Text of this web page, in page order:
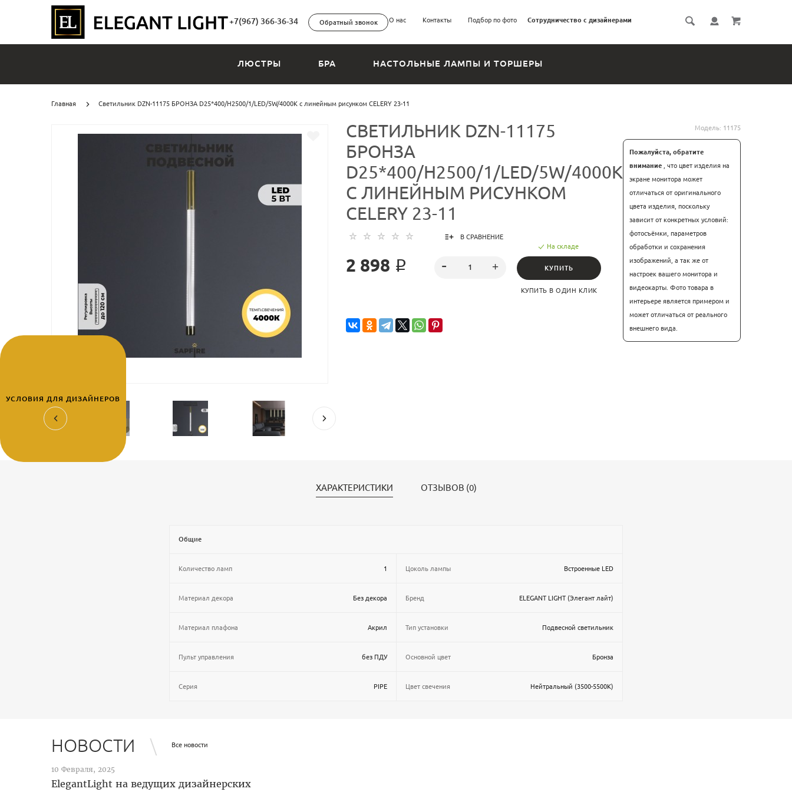
+7(967) 366-36-34 Обратный звонок О нас Контакты Подбор по фото Сотрудничество с дизайнерами
ЛЮСТРЫ БРА НАСТОЛЬНЫЕ ЛАМПЫ И ТОРШЕРЫ
Главная Светильник DZN-11175 БРОНЗА D25*400/H2500/1/LED/5W/4000K с линейным рисунком CELERY 23-11
Модель: 11175
Пожалуйста, обратите
внимание , что цвет изделия на
экране монитора может
отличаться от оригинального
цвета изделия, поскольку
зависит от конкретных условий:
фотосъёмки, параметров
обработки и сохранения
изображений, а так же от
настроек вашего монитора и
видеокарты. Фото товара в
интерьере является примером и
может отличаться от реального
внешнего вида.
СВЕТИЛЬНИК DZN-11175
БРОНЗА
D25*400/H2500/1/LED/5W/4000K
С ЛИНЕЙНЫМ РИСУНКОМ
CELERY 23-11
В СРАВНЕНИЕ
2 898 ₽
На складе
КУПИТЬ
КУПИТЬ В ОДИН КЛИК
ХАРАКТЕРИСТИКИ ОТЗЫВОВ (0)
Общие
Количество ламп 1
Материал декора Без декора
Материал плафона Акрил
Пульт управления без ПДУ
Серия PIPE
Цоколь лампы Встроенные LED
Бренд ELEGANT LIGHT (Элегант лайт)
Тип установки Подвесной светильник
Основной цвет Бронза
Цвет свечения Нейтральный (3500-5500К)
НОВОСТИ Все новости
10 Февраля, 2025
ElegantLight на ведущих дизайнерских
УСЛОВИЯ ДЛЯ ДИЗАЙНЕРОВ